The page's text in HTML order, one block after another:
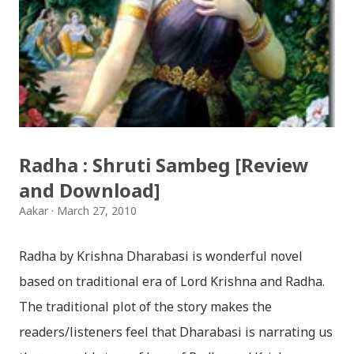
jaha chhan buddha ka aakha - bhaktaraj acharya
Download Patriotic Nepali Song: नेपालले के गर्यो मलाई, भन्न
छोडिदेउ Download: रातो र चन्द्र सुर्य / raato ra chandra
surya (रचनाकार: गोपाल प्रसाद रिमाल, गायक: फत्तेमान, संगीत:
अम्बर गुरुङ) Download: सयथरि बाजा एउटै ताल / saya thari
मरेपनि मेरो देश बाँचिराखोस / ma marepan...
Radha : Shruti Sambeg [Review
and Download]
Aakar March 27, 2010
Radha by Krishna Dharabasi is wonderful novel
based on traditional era of Lord Krishna and Radha.
The traditional plot of the story makes the
readers/listeners feel that Dharabasi is narrating us